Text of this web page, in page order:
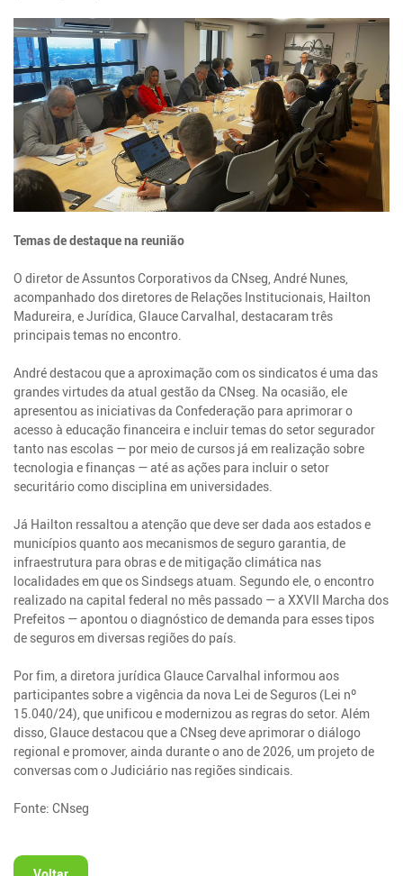
Temas de destaque na reunião
O diretor de Assuntos Corporativos da CNseg, André Nunes,
acompanhado dos diretores de Relações Institucionais, Hailton
Madureira, e Jurídica, Glauce Carvalhal, destacaram três
principais temas no encontro.
André destacou que a aproximação com os sindicatos é uma das
grandes virtudes da atual gestão da CNseg. Na ocasião, ele
apresentou as iniciativas da Confederação para aprimorar o
acesso à educação financeira e incluir temas do setor segurador
tanto nas escolas — por meio de cursos já em realização sobre
tecnologia e finanças — até as ações para incluir o setor
securitário como disciplina em universidades.
Já Hailton ressaltou a atenção que deve ser dada aos estados e
municípios quanto aos mecanismos de seguro garantia, de
infraestrutura para obras e de mitigação climática nas
localidades em que os Sindsegs atuam. Segundo ele, o encontro
realizado na capital federal no mês passado — a XXVII Marcha dos
Prefeitos — apontou o diagnóstico de demanda para esses tipos
de seguros em diversas regiões do país.
Por fim, a diretora jurídica Glauce Carvalhal informou aos
participantes sobre a vigência da nova Lei de Seguros (Lei nº
15.040/24), que unificou e modernizou as regras do setor. Além
disso, Glauce destacou que a CNseg deve aprimorar o diálogo
regional e promover, ainda durante o ano de 2026, um projeto de
conversas com o Judiciário nas regiões sindicais.
Fonte: CNseg